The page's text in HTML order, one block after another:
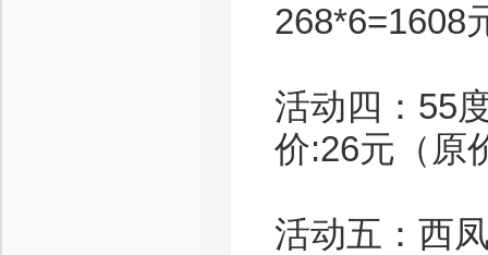
268*6=1608
活动四：55
价:26元（原
活动五：西